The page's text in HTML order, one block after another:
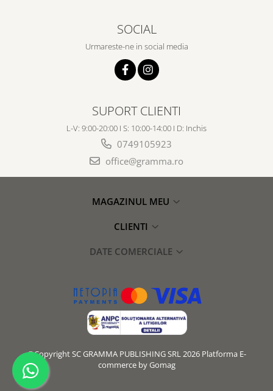
SOCIAL
Urmareste-ne in social media
SUPORT CLIENTI
L-V: 9:00-20:00 I S: 10:00-14:00 I D: Inchis
0749105923
office@gramma.ro
MAGAZINUL MEU
CLIENTI
DATE COMERCIALE
©Copyright SC GRAMMA PUBLISHING SRL 2026 Platforma E-
commerce by Gomag